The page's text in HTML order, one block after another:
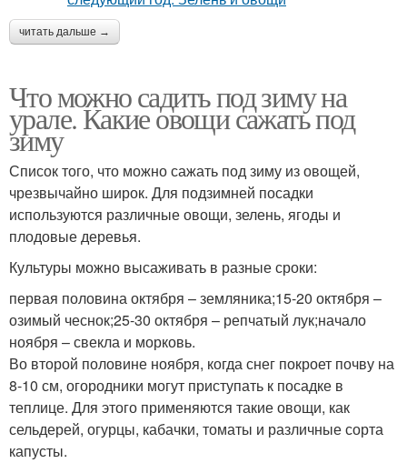
читать дальше →
Что можно садить под зиму на
урале. Какие овощи сажать под
зиму
Список того, что можно сажать под зиму из овощей,
чрезвычайно широк. Для подзимней посадки
используются различные овощи, зелень, ягоды и
плодовые деревья.
Культуры можно высаживать в разные сроки:
первая половина октября – земляника;15-20 октября –
озимый чеснок;25-30 октября – репчатый лук;начало
ноября – свекла и морковь.
Во второй половине ноября, когда снег покроет почву на
8-10 см, огородники могут приступать к посадке в
теплице. Для этого применяются такие овощи, как
сельдерей, огурцы, кабачки, томаты и различные сорта
капусты.